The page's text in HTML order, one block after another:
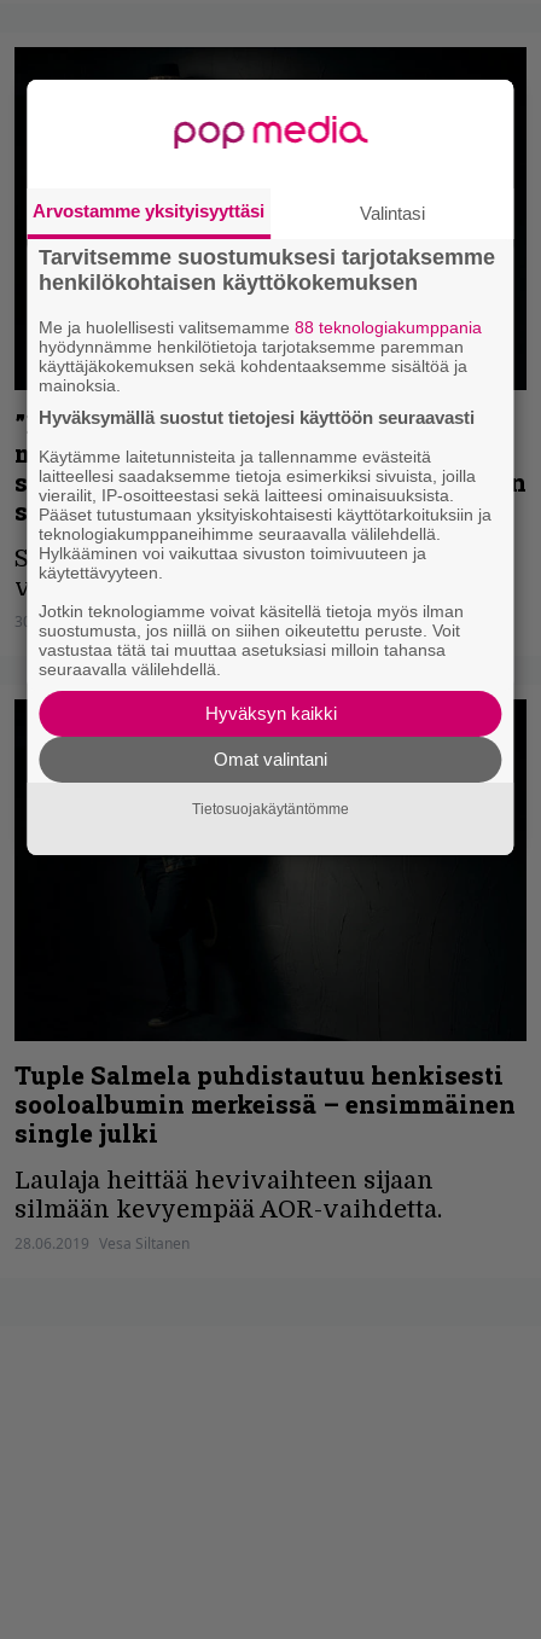
”Nuorena rokkarina oli välillä villiäkin
menoa” – Tuple Salmelan toinen
soolosingle on parhaimmillaan avoauton
stereoista kuunneltuna
Salmelan sooloalbumi ilmestyy ensi
vuonna.
30.08.2019 Vesa Siltanen
Tuple Salmela puhdistautuu henkisesti
sooloalbumin merkeissä – ensimmäinen
single julki
Laulaja heittää hevivaihteen sijaan
silmään kevyempää AOR-vaihdetta.
28.06.2019 Vesa Siltanen
Arvostamme yksityisyyttäsi Valintasi
Tarvitsemme suostumuksesi tarjotaksemme
henkilökohtaisen käyttökokemuksen
Me ja huolellisesti valitsemamme88 teknologiakumppania
hyödynnämme henkilötietoja tarjotaksemme paremman
käyttäjäkokemuksen sekä kohdentaaksemme sisältöä ja
mainoksia.
Hyväksymällä suostut tietojesi käyttöön seuraavasti
Käytämme laitetunnisteita ja tallennamme evästeitä
laitteellesi saadaksemme tietoja esimerkiksi sivuista, joilla
vierailit, IP-osoitteestasi sekä laitteesi ominaisuuksista.
Pääset tutustumaan yksityiskohtaisesti käyttötarkoituksiin ja
teknologiakumppaneihimme seuraavalla välilehdellä.
Hylkääminen voi vaikuttaa sivuston toimivuuteen ja
käytettävyyteen.
Jotkin teknologiamme voivat käsitellä tietoja myös ilman
suostumusta, jos niillä on siihen oikeutettu peruste. Voit
vastustaa tätä tai muuttaa asetuksiasi milloin tahansa
seuraavalla välilehdellä.
Hyväksyn kaikki
Omat valintani
Tietosuojakäytäntömme